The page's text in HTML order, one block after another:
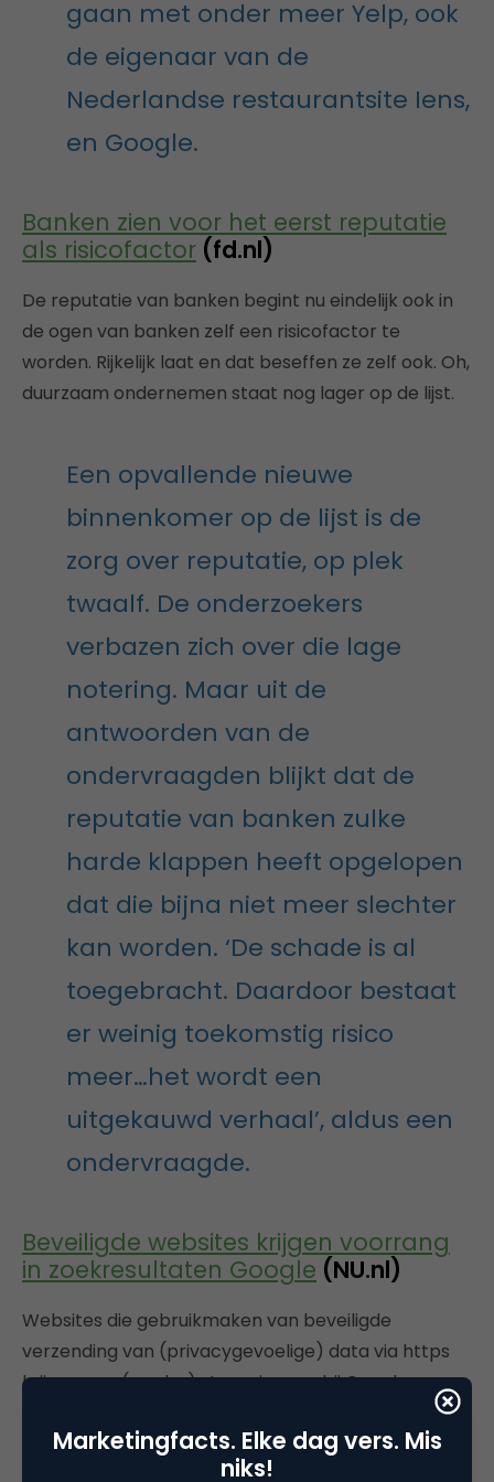
gaan met onder meer Yelp, ook
de eigenaar van de
Nederlandse restaurantsite Iens,
en Google.
Banken zien voor het eerst reputatie
als risicofactor (fd.nl)
De reputatie van banken begint nu eindelijk ook in
de ogen van banken zelf een risicofactor te
worden. Rijkelijk laat en dat beseffen ze zelf ook. Oh,
duurzaam ondernemen staat nog lager op de lijst.
Een opvallende nieuwe
binnenkomer op de lijst is de
zorg over reputatie, op plek
twaalf. De onderzoekers
verbazen zich over die lage
notering. Maar uit de
antwoorden van de
ondervraagden blijkt dat de
reputatie van banken zulke
harde klappen heeft opgelopen
dat die bijna niet meer slechter
kan worden. ‘De schade is al
toegebracht. Daardoor bestaat
er weinig toekomstig risico
meer…het wordt een
uitgekauwd verhaal’, aldus een
ondervraagde.
Beveiligde websites krijgen voorrang
in zoekresultaten Google (NU.nl)
Websites die gebruikmaken van beveiligde
verzending van (privacygevoelige) data via https
krijgen een (verder) streepje voor bij Google.
Websites met https kregen al
Marketingfacts. Elke dag vers. Mis
niks!